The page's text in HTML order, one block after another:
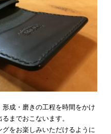
成・磨きの工程を時間をかけ
までおこないます。
をお楽しみいただけるように